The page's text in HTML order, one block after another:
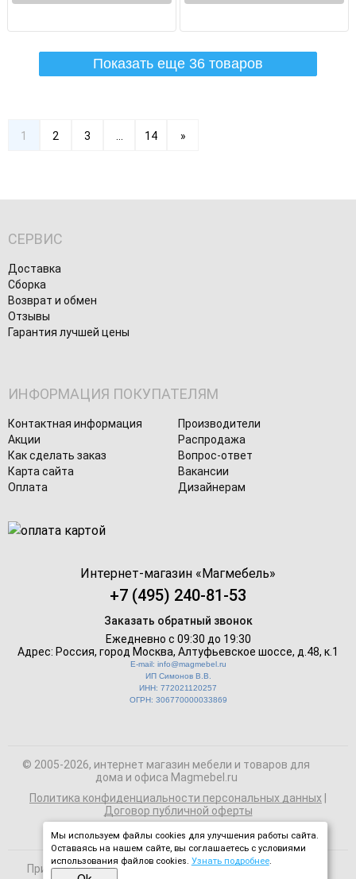
Показать еще 36 товаров
1 2 3 14 »
СЕРВИС
Доставка
Сборка
Возврат и обмен
Отзывы
Гарантия лучшей цены
ИНФОРМАЦИЯ ПОКУПАТЕЛЯМ
Контактная информация
Производители
Акции
Распродажа
Как сделать заказ
Вопрос-ответ
Карта сайта
Вакансии
Оплата
Дизайнерам
Интернет-магазин « Магмебель»
+7 (495) 240-81-53
Заказать обратный звонок
Ежедневно с 09:30 до 19:30
Адрес: Россия, город Москва, Алтуфьевское шоссе, д.48, к.1
E-mail: info@magmebel.ru
ИП Симонов В.В.
ИНН: 772021120257
ОГРН: 306770000033869
© 2005-2026, интернет магазин мебели и товаров для
дома и офиса Magmebel.ru
Политика конфиденциальности персональных данных
Договор публичной оферты
При использовании материалов сайта на сторонних
Мы используем файлы cookies для улучшения работы сайта.
Оставаясь на нашем сайте, вы соглашаетесь с условиями
использования файлов cookies. Узнать подробнее.